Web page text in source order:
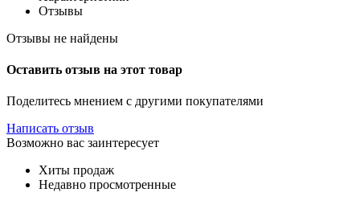
Отзывы
Отзывы не найдены
Оставить отзыв на этот товар
Поделитесь мнением с другими покупателями
Написать отзыв
Возможно вас заинтересует
Хиты продаж
Недавно просмотренные